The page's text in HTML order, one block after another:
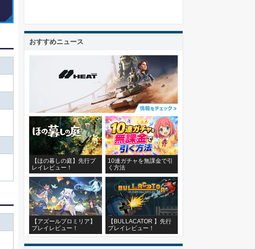
おすすめニュース
【ほの暮しの庭】先行プ
レイレビュー！
10連ガチャを無課金で引
く方法
【アズールプロミリア】
プレイレビュー！
【BULLACATOR 】先行
プレイレビュー！